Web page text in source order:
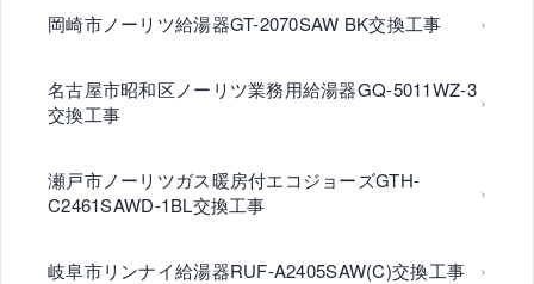
岡崎市ノーリツ給湯器GT-2070SAW BK交換工事
名古屋市昭和区ノーリツ業務用給湯器GQ-5011WZ-3
交換工事
瀬戸市ノーリツガス暖房付エコジョーズGTH-
C2461SAWD-1BL交換工事
岐阜市リンナイ給湯器RUF-A2405SAW(C)交換工事